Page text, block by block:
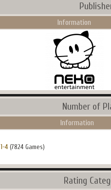
Information
Number of
Information
1-4 (7824 Games)
Rating